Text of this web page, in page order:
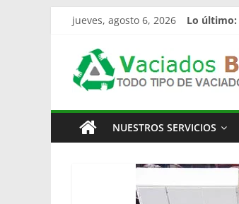
Saltar
contenido
jueves, agosto 6, 2026 Lo último:
Vaciado
Pisos
Barcelona
NUESTROS SERVICIOS